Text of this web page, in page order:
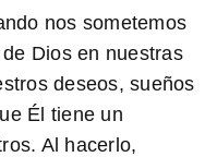
nos sometemos
Dios en nuestras
deseos, sueños
Él tiene un
Al hacerlo,